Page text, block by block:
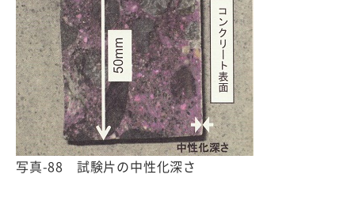
写真-88 試験片の中性化深さ